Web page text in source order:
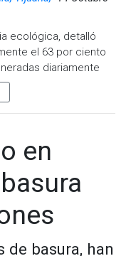
ecológica, detalló
el 63 por ciento
diariamente
que el 37 por
clandestinos.
para el
recolección a sus
que es la solución
el problema no
de experiencia y
en
de basura, han